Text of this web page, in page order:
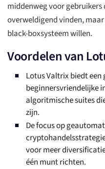
middenweg voor
overweldigend vinden,
black-boxsysteem willen.
Voordelen van
Lotus Valtrix biedt
beginnersvriendelijke
algoritmische suites
zijn.
De focus op
voor meer
één munt richten.